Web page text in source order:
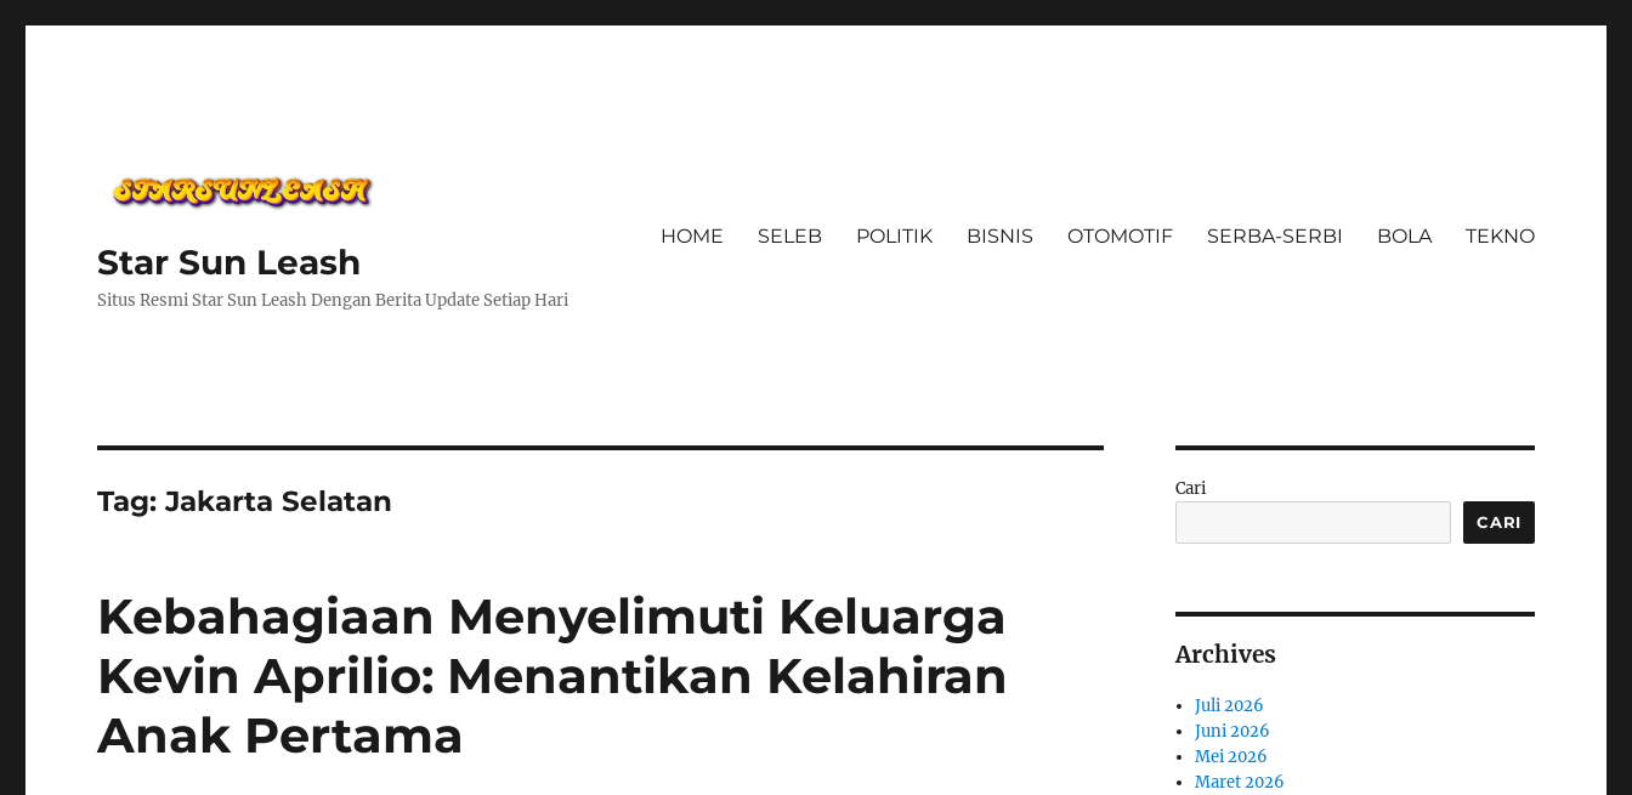
Star Sun Leash
Situs Resmi Star Sun Leash Dengan Berita Update Setiap Hari
HOME SELEB POLITIK BISNIS OTOMOTIF SERBA-SERBI BOLA TEKNO
Tag:Jakarta Selatan
Kebahagiaan Menyelimuti Keluarga
Kevin Aprilio: Menantikan Kelahiran
Anak Pertama
Cari
CARI
Archives
Juli 2026
Juni 2026
Mei 2026
Maret 2026